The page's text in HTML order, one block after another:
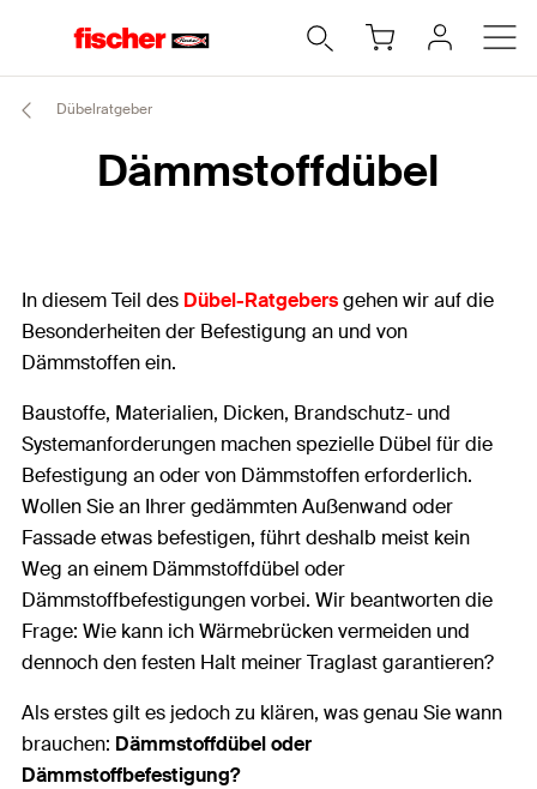
Dübelratgeber
Dämmstoffdübel
In diesem Teil des Dübel-Ratgebersgehen wir auf die
Besonderheiten der Befestigung an und von
Dämmstoffen ein.
Baustoffe, Materialien, Dicken, Brandschutz- und
Systemanforderungen machen spezielle Dübel für die
Befestigung an oder von Dämmstoffen erforderlich.
Wollen Sie an Ihrer gedämmten Außenwand oder
Fassade etwas befestigen, führt deshalb meist kein
Weg an einem Dämmstoffdübel oder
Dämmstoffbefestigungen vorbei. Wir beantworten die
Frage: Wie kann ich Wärmebrückenvermeiden und
dennoch den festen Halt meiner Traglast garantieren?
Als erstes gilt es jedoch zu klären, was genau Sie wann
brauchen: Dämmstoffdübel oder
Dämmstoffbefestigung?